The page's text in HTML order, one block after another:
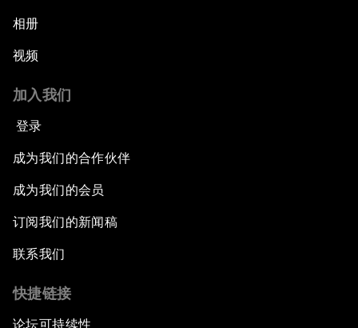
相册
视频
加入我们
登录
成为我们的合作伙伴
成为我们的会员
订阅我们的新闻稿
联系我们
快捷链接
论坛可持续性